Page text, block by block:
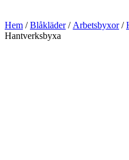
Hem /Blåkläder/ Arbetsbyxor/
Hantverksbyxa